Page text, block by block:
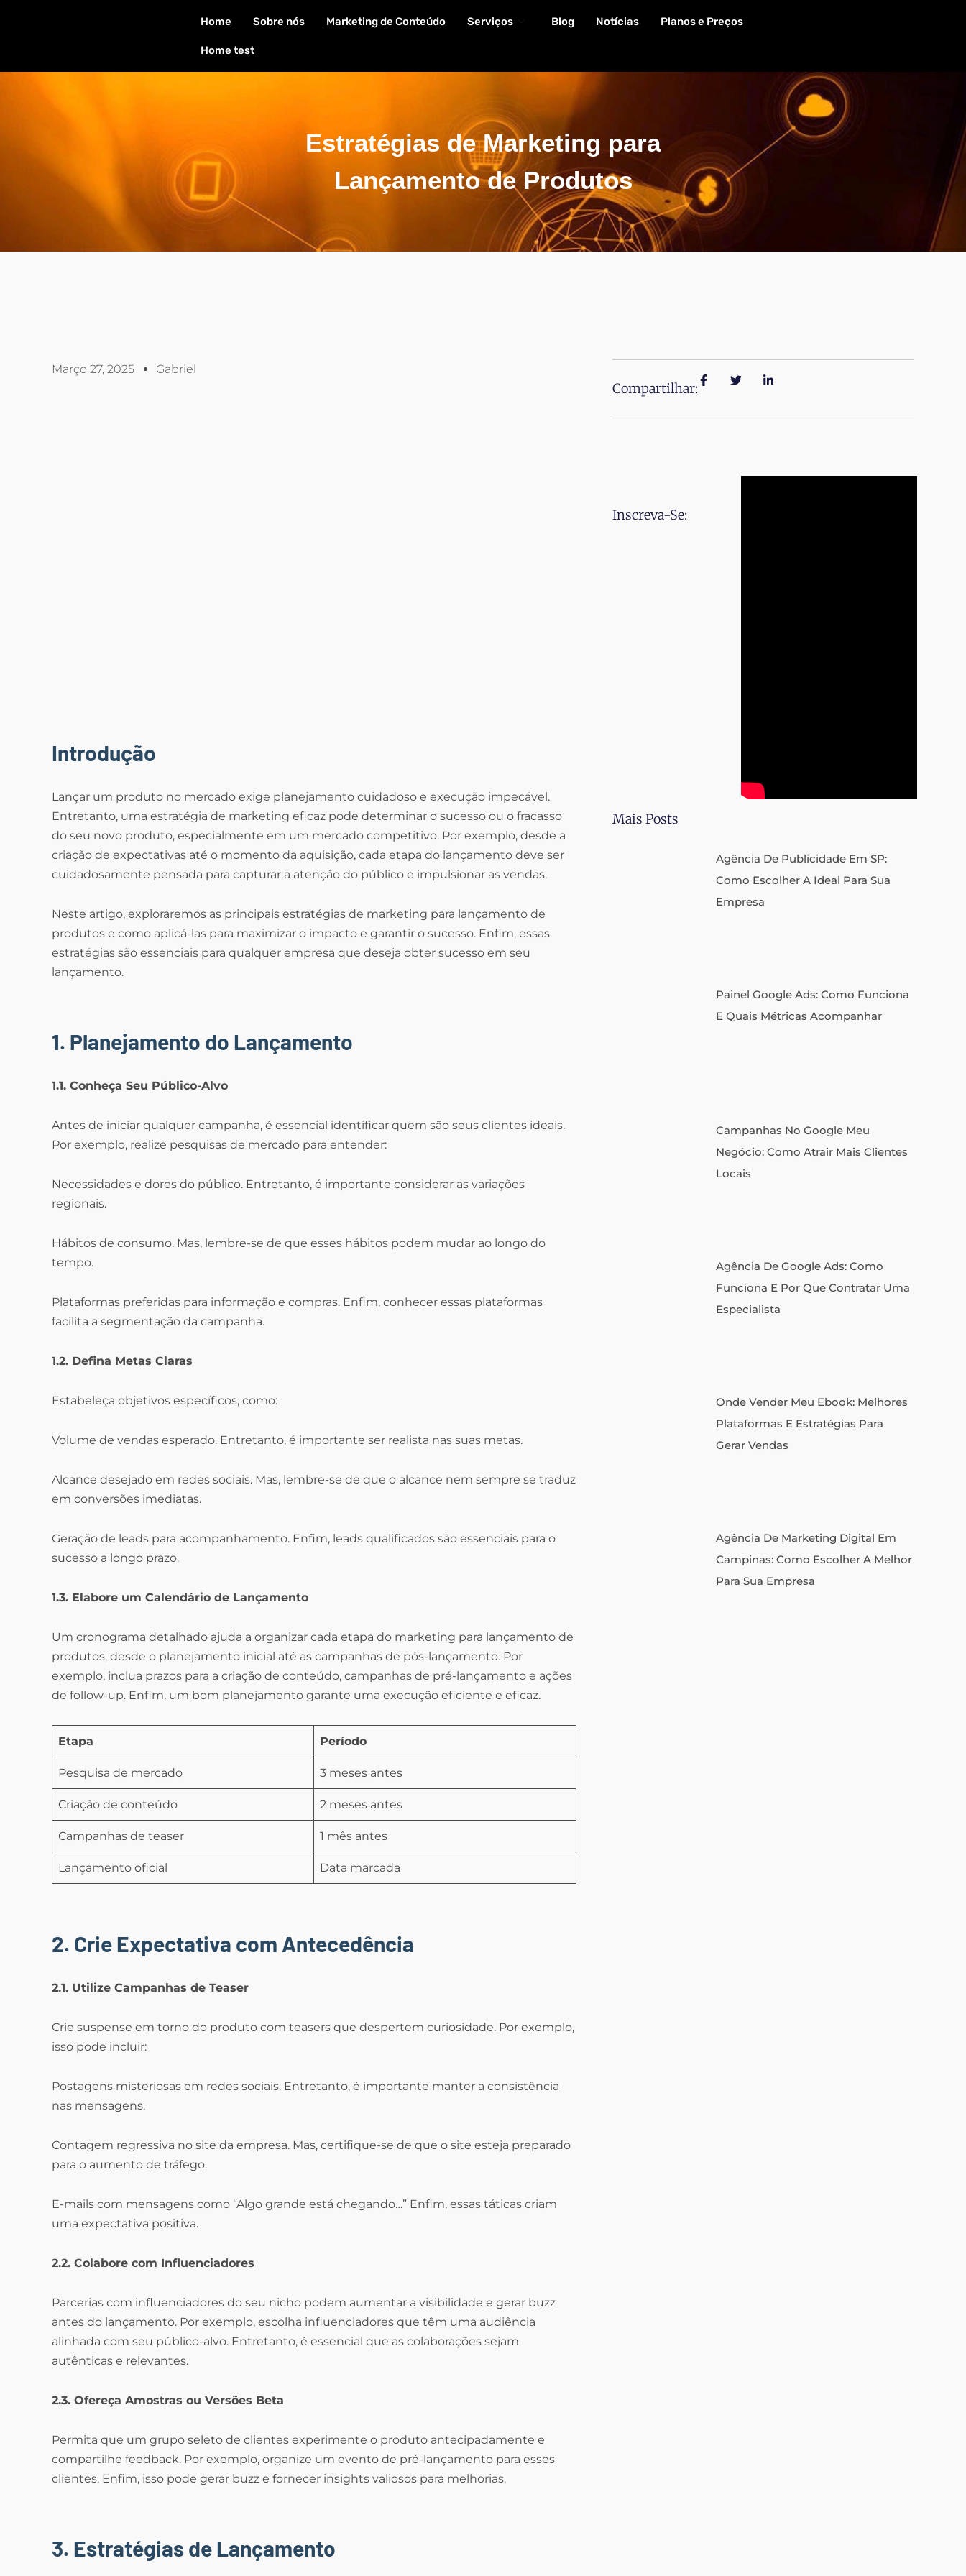
Home Sobre nós Marketing de Conteúdo Serviços Blog Notícias Planos e Preços
Home test
Estratégias de Marketing para
Lançamento de Produtos
Março 27, 2025 Gabriel
Introdução
Lançar um produto no mercado exige planejamento cuidadoso e execução impecável.
Entretanto, uma estratégia de marketing eficaz pode determinar o sucesso ou o fracasso
do seu novo produto, especialmente em um mercado competitivo. Por exemplo, desde a
criação de expectativas até o momento da aquisição, cada etapa do lançamento deve ser
cuidadosamente pensada para capturar a atenção do público e impulsionar as vendas.
Neste artigo, exploraremos as principais estratégias de marketing para lançamento de
produtos e como aplicá-las para maximizar o impacto e garantir o sucesso. Enfim, essas
estratégias são essenciais para qualquer empresa que deseja obter sucesso em seu
lançamento.
1. Planejamento do Lançamento
1.1. Conheça Seu Público-Alvo
Antes de iniciar qualquer campanha, é essencial identificar quem são seus clientes ideais.
Por exemplo, realize pesquisas de mercado para entender:
Necessidades e dores do público. Entretanto, é importante considerar as variações
regionais.
Hábitos de consumo. Mas, lembre-se de que esses hábitos podem mudar ao longo do
tempo.
Plataformas preferidas para informação e compras. Enfim, conhecer essas plataformas
facilita a segmentação da campanha.
1.2. Defina Metas Claras
Estabeleça objetivos específicos, como:
Volume de vendas esperado. Entretanto, é importante ser realista nas suas metas.
Alcance desejado em redes sociais. Mas, lembre-se de que o alcance nem sempre se traduz
em conversões imediatas.
Geração de leads para acompanhamento. Enfim, leads qualificados são essenciais para o
sucesso a longo prazo.
1.3. Elabore um Calendário de Lançamento
Um cronograma detalhado ajuda a organizar cada etapa do marketing para lançamento de
produtos, desde o planejamento inicial até as campanhas de pós-lançamento. Por
exemplo, inclua prazos para a criação de conteúdo, campanhas de pré-lançamento e ações
de follow-up. Enfim, um bom planejamento garante uma execução eficiente e eficaz.
Etapa Período
Pesquisa de mercado 3 meses antes
Criação de conteúdo 2 meses antes
Campanhas de teaser 1 mês antes
Lançamento oficial Data marcada
2. Crie Expectativa com Antecedência
2.1. Utilize Campanhas de Teaser
Crie suspense em torno do produto com teasers que despertem curiosidade. Por exemplo,
isso pode incluir:
Postagens misteriosas em redes sociais. Entretanto, é importante manter a consistência
nas mensagens.
Contagem regressiva no site da empresa. Mas, certifique-se de que o site esteja preparado
para o aumento de tráfego.
E-mails com mensagens como “Algo grande está chegando…” Enfim, essas táticas criam
uma expectativa positiva.
2.2. Colabore com Influenciadores
Parcerias com influenciadores do seu nicho podem aumentar a visibilidade e gerar buzz
antes do lançamento. Por exemplo, escolha influenciadores que têm uma audiência
alinhada com seu público-alvo. Entretanto, é essencial que as colaborações sejam
autênticas e relevantes.
2.3. Ofereça Amostras ou Versões Beta
Permita que um grupo seleto de clientes experimente o produto antecipadamente e
compartilhe feedback. Por exemplo, organize um evento de pré-lançamento para esses
clientes. Enfim, isso pode gerar buzz e fornecer insights valiosos para melhorias.
3. Estratégias de Lançamento
Compartilhar:
Inscreva-Se:
Mais Posts
Agência De Publicidade Em SP:
Como Escolher A Ideal Para Sua
Empresa
Painel Google Ads: Como Funciona
E Quais Métricas Acompanhar
Campanhas No Google Meu
Negócio: Como Atrair Mais Clientes
Locais
Agência De Google Ads: Como
Funciona E Por Que Contratar Uma
Especialista
Onde Vender Meu Ebook: Melhores
Plataformas E Estratégias Para
Gerar Vendas
Agência De Marketing Digital Em
Campinas: Como Escolher A Melhor
Para Sua Empresa